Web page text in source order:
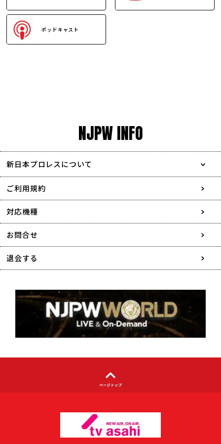
ポッドキャスト
NJPW INFO
新日本プロレスについて
会社情報
採用情報
協賛・広告媒体のご案内
特定商取引に関する表記
著作権について
利用者情報の外部送信について
ご利用規約
対応機種
お問合せ
退会する